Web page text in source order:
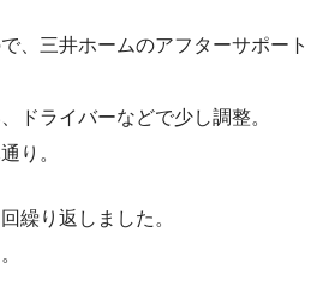
、三井ホームのアフターサポート
ドライバーなどで少し調整。
り。
繰り返しました。